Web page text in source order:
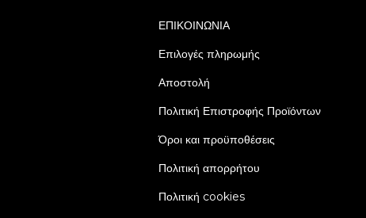
ΕΠΙΚΟΙΝΩΝΙΑ
Επιλογές πληρωμής
Αποστολή
Πολιτική Επιστροφής Προϊόντων
Όροι και προϋποθέσεις
Πολιτική απορρήτου
Πολιτική cookies